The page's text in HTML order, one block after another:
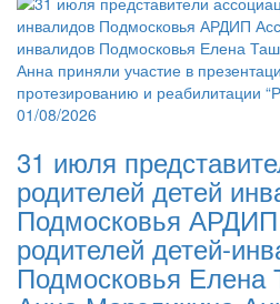
01/08/2026
31 июля
родителей детей
Подмосковья
родителей детей-
Подмосковья Елена